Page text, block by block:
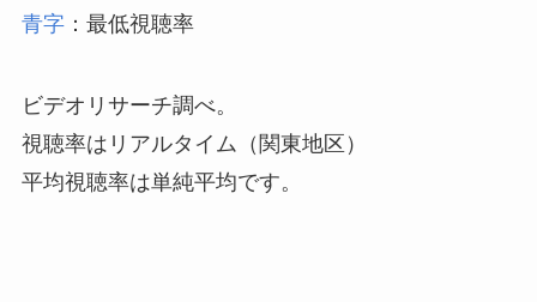
青字：最低視聴率
ビデオリサーチ調べ。
視聴率はリアルタイム（関東地区）
平均視聴率は単純平均です。